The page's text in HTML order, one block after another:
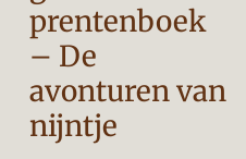
prentenboek
– De
avonturen van
nijntje